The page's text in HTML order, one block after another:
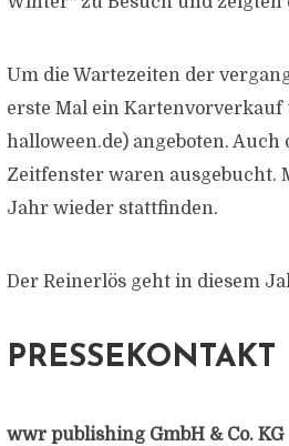
Um die Wartezeiten der
erste Mal ein Kartenvorverkauf
halloween.de) angeboten.
Zeitfenster waren ausgebucht.
Jahr wieder stattfinden.
Der Reinerlös geht in diesem
PRESSEKONTAKT
wwr publishing GmbH & Co. KG